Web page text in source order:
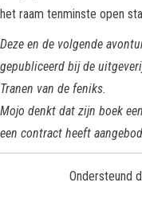
het raam tenminste open
Deze en de volgende
gepubliceerd bij de
Tranen van de feniks.
Mojo denkt dat zijn boek
een contract heeft
Ondersteund